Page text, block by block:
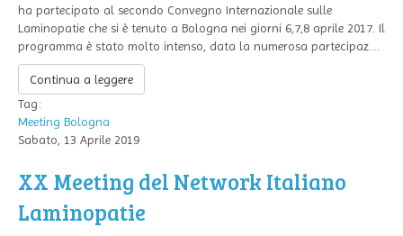
ha partecipato al secondo Convegno Internazionale sulle
Laminopatie che si è tenuto a Bologna nei giorni 6,7,8 aprile 2017. Il
programma è stato molto intenso, data la numerosa partecipaz....
Continua a leggere
Tag:
Meeting Bologna
Sabato, 13 Aprile 2019
XX Meeting del Network Italiano
Laminopatie